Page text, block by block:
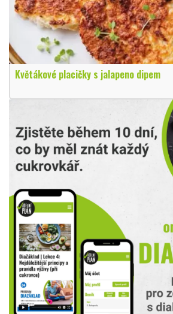
Květákové placičky s jalapeno dipem